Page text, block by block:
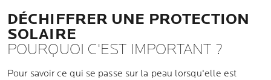
DÉCHIFFRER UNE PROTECTION
SOLAIRE
POURQUOI C'EST IMPORTANT ?
Pour savoir ce qui se passe sur la peau lorsqu'elle est